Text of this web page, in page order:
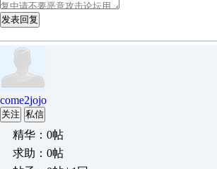
发表回复
come2jojo
关注 私信
精华：0帖
求助：0帖